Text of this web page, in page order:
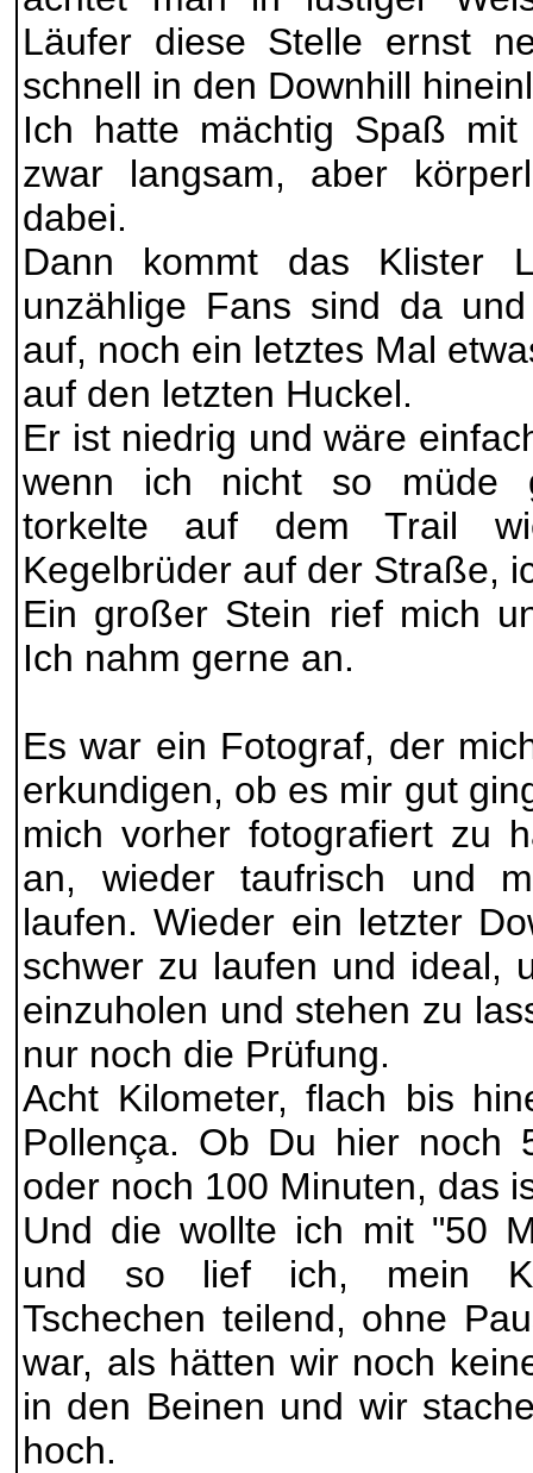
Läufer diese Stelle ernst
schnell in den Downhill
Ich hatte mächtig Spaß
zwar langsam, aber
dabei.
Dann kommt das Klister
unzählige Fans sind da
auf, noch ein letztes Mal
auf den letzten Huckel.
Er ist niedrig und wäre
wenn ich nicht so müde
torkelte auf dem Trail
Kegelbrüder auf der Straße,
Ein großer Stein rief mich
Ich nahm gerne an.
Es war ein Fotograf, der
erkundigen, ob es mir gut
mich vorher fotografiert zu
an, wieder taufrisch und
laufen. Wieder ein letzter
schwer zu laufen und ideal,
einzuholen und stehen zu
nur noch die Prüfung.
Acht Kilometer, flach bis
Pollença. Ob Du hier noch
oder noch 100 Minuten, das
Und die wollte ich mit "50
und so lief ich, mein
Tschechen teilend, ohne
war, als hätten wir noch
in den Beinen und wir
hoch.